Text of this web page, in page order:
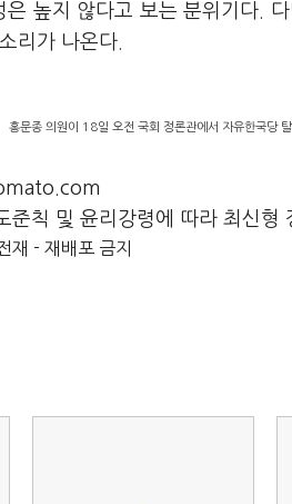
은 높지 않다고 보는 분위기다.
리가 나온다.
홍문종 의원이 18일 오전 국회 정론관에서 자유한국당
준칙 및 윤리강령에 따라 최신형
재 - 재배포 금지